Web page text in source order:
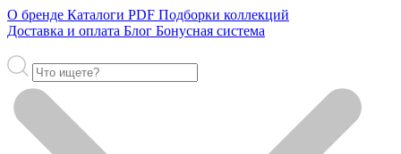
О бренде Каталоги PDF Подборки коллекций
Доставка и оплата Блог Бонусная система